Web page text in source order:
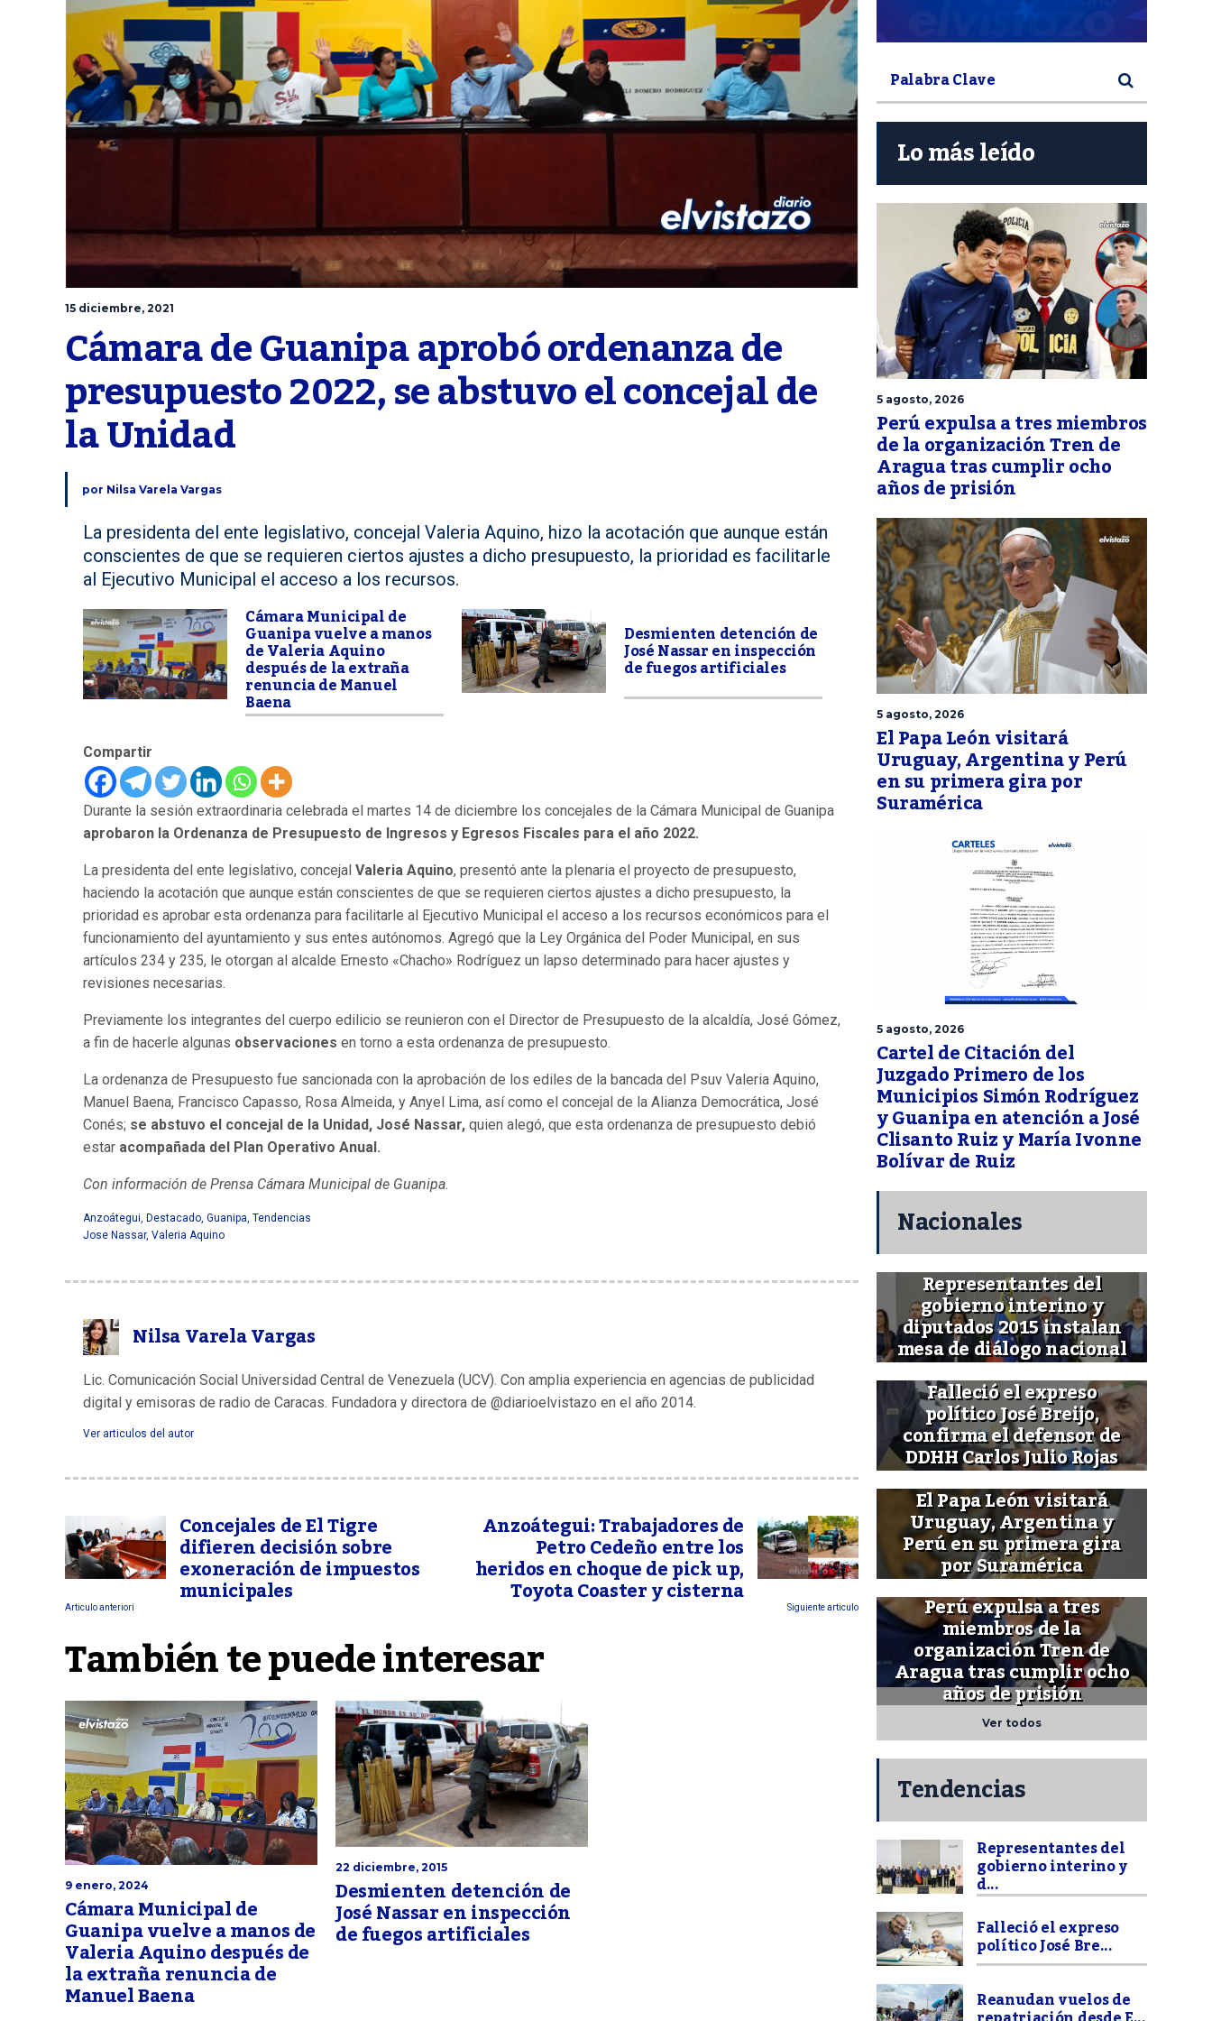
15 diciembre, 2021
Cámara de Guanipa aprobó ordenanza de
presupuesto 2022, se abstuvo el concejal de
la Unidad
por Nilsa Varela Vargas
La presidenta del ente legislativo, concejal Valeria Aquino, hizo la acotación que aunque están
conscientes de que se requieren ciertos ajustes a dicho presupuesto, la prioridad es facilitarle
al Ejecutivo Municipal el acceso a los recursos.
Cámara Municipal de
Guanipa vuelve a manos
de Valeria Aquino
después de la extraña
renuncia de Manuel
Baena
Desmienten detención de
José Nassar en inspección
de fuegos artificiales
Compartir
Durante la sesión extraordinaria celebrada el martes 14 de diciembre los concejales de la Cámara Municipal de Guanipa
aprobaron la Ordenanza de Presupuesto de Ingresos y Egresos Fiscales para el año 2022.
La presidenta del ente legislativo, concejal Valeria Aquino, presentó ante la plenaria el proyecto de presupuesto,
haciendo la acotación que aunque están conscientes de que se requieren ciertos ajustes a dicho presupuesto, la
prioridad es aprobar esta ordenanza para facilitarle al Ejecutivo Municipal el acceso a los recursos económicos para el
funcionamiento del ayuntamiento y sus entes autónomos. Agregó que la Ley Orgánica del Poder Municipal, en sus
artículos 234 y 235, le otorgan al alcalde Ernesto «Chacho» Rodríguez un lapso determinado para hacer ajustes y
revisiones necesarias.
Previamente los integrantes del cuerpo edilicio se reunieron con el Director de Presupuesto de la alcaldía, José Gómez,
a fin de hacerle algunas observaciones en torno a esta ordenanza de presupuesto.
La ordenanza de Presupuesto fue sancionada con la aprobación de los ediles de la bancada del Psuv Valeria Aquino,
Manuel Baena, Francisco Capasso, Rosa Almeida, y Anyel Lima, así como el concejal de la Alianza Democrática, José
Conés; se abstuvo el concejal de la Unidad, José Nassar, quien alegó, que esta ordenanza de presupuesto debió
estar acompañada del Plan Operativo Anual.
Con información de Prensa Cámara Municipal de Guanipa.
Anzoátegui, Destacado, Guanipa, Tendencias
Jose Nassar, Valeria Aquino
Nilsa Varela Vargas
Lic. Comunicación Social Universidad Central de Venezuela (UCV). Con amplia experiencia en agencias de publicidad
digital y emisoras de radio de Caracas. Fundadora y directora de @diarioelvistazo en el año 2014.
Ver articulos del autor
Concejales de El Tigre
difieren decisión sobre
exoneración de impuestos
municipales
Articulo anteriori
Anzoátegui: Trabajadores de
Petro Cedeño entre los
heridos en choque de pick up,
Toyota Coaster y cisterna Siguiente articulo
También te puede interesar
9 enero, 2024
Cámara Municipal de
Guanipa vuelve a manos de
Valeria Aquino después de
la extraña renuncia de
Manuel Baena
22 diciembre, 2015
Desmienten detención de
José Nassar en inspección
de fuegos artificiales
Lo más leído
5 agosto, 2026
Perú expulsa a tres miembros
de la organización Tren de
Aragua tras cumplir ocho
años de prisión
5 agosto, 2026
El Papa León visitará
Uruguay, Argentina y Perú
en su primera gira por
Suramérica
5 agosto, 2026
Cartel de Citación del
Juzgado Primero de los
Municipios Simón Rodríguez
y Guanipa en atención a José
Clisanto Ruiz y María Ivonne
Bolívar de Ruiz
Nacionales
Representantes del
gobierno interino y
diputados 2015 instalan
mesa de diálogo nacional
Falleció el expreso
político José Breijo,
confirma el defensor de
DDHH Carlos Julio Rojas
El Papa León visitará
Uruguay, Argentina y
Perú en su primera gira
por Suramérica
Perú expulsa a tres
miembros de la
organización Tren de
Aragua tras cumplir ocho
años de prisión
Ver todos
Tendencias
Representantes del
gobierno interino y
d...
Falleció el expreso
político José Bre...
Reanudan vuelos de